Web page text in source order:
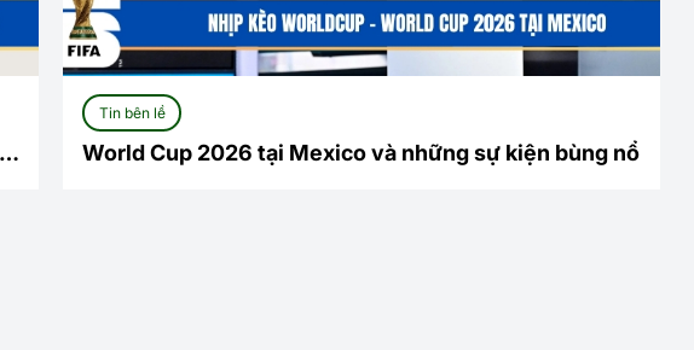
Tin bên lề
World Cup 2026 tại Mexico và những sự kiện bùng nổ